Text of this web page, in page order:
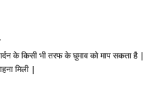
के किसी भी तरफ के घुमाव को माप सकता है |
मिली |